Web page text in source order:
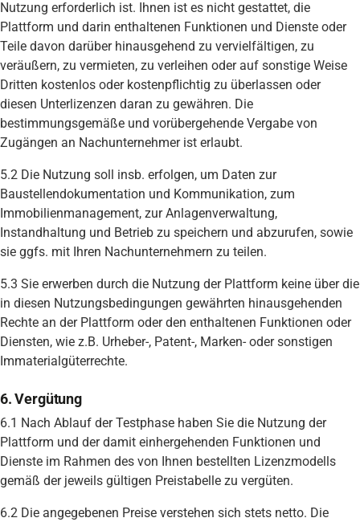
Nutzung erforderlich ist. Ihnen ist es nicht gestattet, die
Plattform und darin enthaltenen Funktionen und Dienste oder
Teile davon darüber hinausgehend zu vervielfältigen, zu
veräußern, zu vermieten, zu verleihen oder auf sonstige Weise
Dritten kostenlos oder kostenpflichtig zu überlassen oder
diesen Unterlizenzen daran zu gewähren. Die
bestimmungsgemäße und vorübergehende Vergabe von
Zugängen an Nachunternehmer ist erlaubt.
5.2 Die Nutzung soll insb. erfolgen, um Daten zur
Baustellendokumentation und Kommunikation, zum
Immobilienmanagement, zur Anlagenverwaltung,
Instandhaltung und Betrieb zu speichern und abzurufen, sowie
sie ggfs. mit Ihren Nachunternehmern zu teilen.
5.3 Sie erwerben durch die Nutzung der Plattform keine über die
in diesen Nutzungsbedingungen gewährten hinausgehenden
Rechte an der Plattform oder den enthaltenen Funktionen oder
Diensten, wie z.B. Urheber-, Patent-, Marken- oder sonstigen
Immaterialgüterrechte.
6. Vergütung
6.1 Nach Ablauf der Testphase haben Sie die Nutzung der
Plattform und der damit einhergehenden Funktionen und
Dienste im Rahmen des von Ihnen bestellten Lizenzmodells
gemäß der jeweils gültigen Preistabelle zu vergüten.
6.2 Die angegebenen Preise verstehen sich stets netto. Die